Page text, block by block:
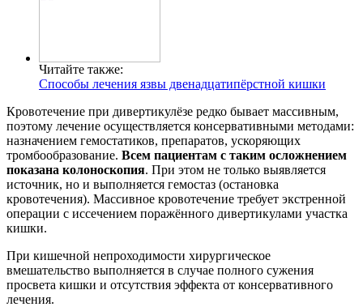
Читайте также:
Способы лечения язвы двенадцатипёрстной кишки
Кровотечение при дивертикулёзе редко бывает массивным,
поэтому лечение осуществляется консервативными методами:
назначением гемостатиков, препаратов, ускоряющих
тромбообразование. Всем пациентам с таким осложнением
показана колоноскопия. При этом не только выявляется
источник, но и выполняется гемостаз (остановка
кровотечения). Массивное кровотечение требует экстренной
операции с иссечением поражённого дивертикулами участка
кишки.
При кишечной непроходимости хирургическое
вмешательство выполняется в случае полного сужения
просвета кишки и отсутствия эффекта от консервативного
лечения.